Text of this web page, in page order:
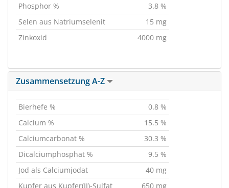
Phosphor %
3.8 %
Selen aus Natriumselenit
15 mg
Zinkoxid
4000 mg
Zusammensetzung A-Z
Bierhefe %
0.8 %
Calcium %
15.5 %
Calciumcarbonat %
30.3 %
Dicalciumphosphat %
9.5 %
Jod als Calciumjodat
40 mg
Kupfer aus Kupfer(II)-Sulfat
650 mg